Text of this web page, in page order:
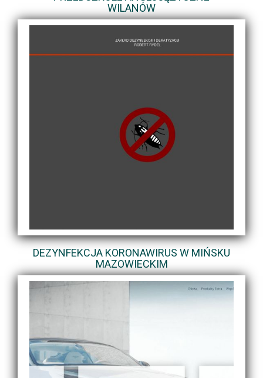
WILANÓW
DEZYNFEKCJA KORONAWIRUS W MIŃSKU
MAZOWIECKIM